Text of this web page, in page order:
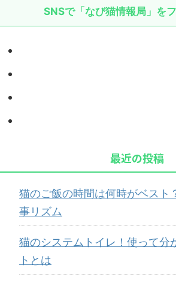
SNSで「なび猫情報局」を
最近の投稿
猫のご飯の時間は何時がベスト
事リズム
猫のシステムトイレ！使って分
トとは